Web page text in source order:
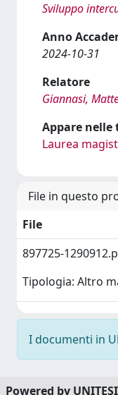
Sviluppo
Anno
2024-10-31
Relatore
Giannasi,
Appare nelle
Laurea
File in questo
File
897725-
Tipologia: Altro
I documenti in
Powered by UNITESI